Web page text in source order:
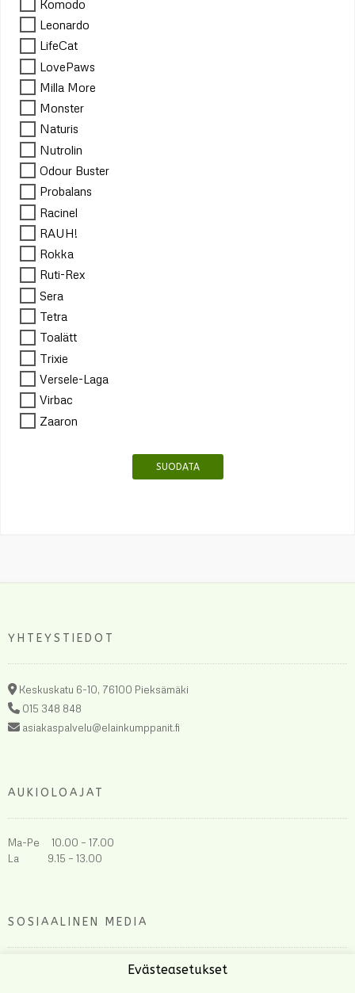
Komodo
Leonardo
LifeCat
LovePaws
Milla More
Monster
Naturis
Nutrolin
Odour Buster
Probalans
Racinel
RAUH!
Rokka
Ruti-Rex
Sera
Tetra
Toalätt
Trixie
Versele-Laga
Virbac
Zaaron
SUODATA
YHTEYSTIEDOT
Keskuskatu 6-10, 76100 Pieksämäki
015 348 848
asiakaspalvelu@elainkumppanit.fi
AUKIOLOAJAT
Ma-Pe 10.00 – 17.00
La 9.15 – 13.00
SOSIAALINEN MEDIA
Evästeasetukset